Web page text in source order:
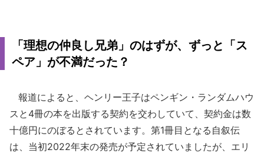
「理想の仲良し兄弟」のはずが、ずっと「ス
ペア」が不満だった？
報道によると、ヘンリー王子はペンギン・ランダムハウ
スと4冊の本を出版する契約を交わしていて、契約金は数
十億円にのぼるとされています。第1冊目となる自叙伝
は、当初2022年末の発売が予定されていましたが、エリ